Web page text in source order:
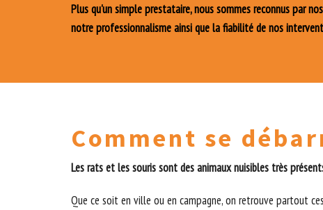
Plus qu'un simple prestataire, nous sommes reconnus par
notre professionnalisme ainsi que la fiabilité de nos
Comment se
Les rats et les souris sont des animaux nuisibles très
Que ce soit en ville ou en campagne, on retrouve partout